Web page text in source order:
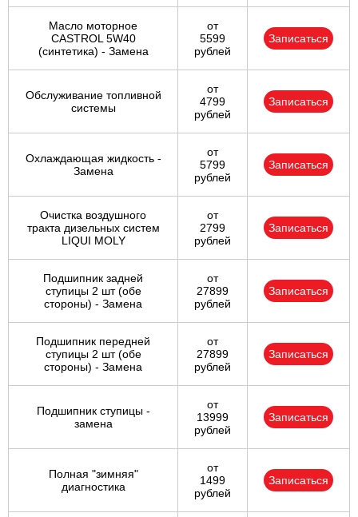
Масло моторное
CASTROL 5W40
(синтетика) - Замена
от
5599
рублей
Записаться
Обслуживание топливной
системы
от
4799
рублей
Записаться
Охлаждающая жидкость -
Замена
от
5799
рублей
Записаться
Очистка воздушного
тракта дизельных систем
LIQUI MOLY
от
2799
рублей
Записаться
Подшипник задней
ступицы 2 шт (обе
стороны) - Замена
от
27899
рублей
Записаться
Подшипник передней
ступицы 2 шт (обе
стороны) - Замена
от
27899
рублей
Записаться
Подшипник ступицы -
замена
от
13999
рублей
Записаться
Полная "зимняя"
диагностика
от
1499
рублей
Записаться